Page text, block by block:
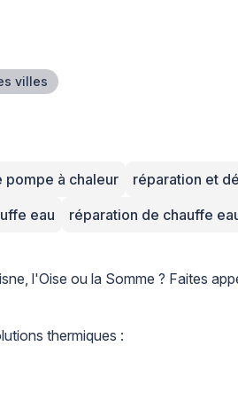
+ 6 autres villes
pompe à chaleur
réparation et
eau réparation de chauffe
l'Oise ou la Somme ? Faites
thermiques :